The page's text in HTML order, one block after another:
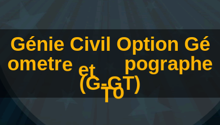
Génie Civil Option Gé
ometre et op
o
graphe
(G-GT)